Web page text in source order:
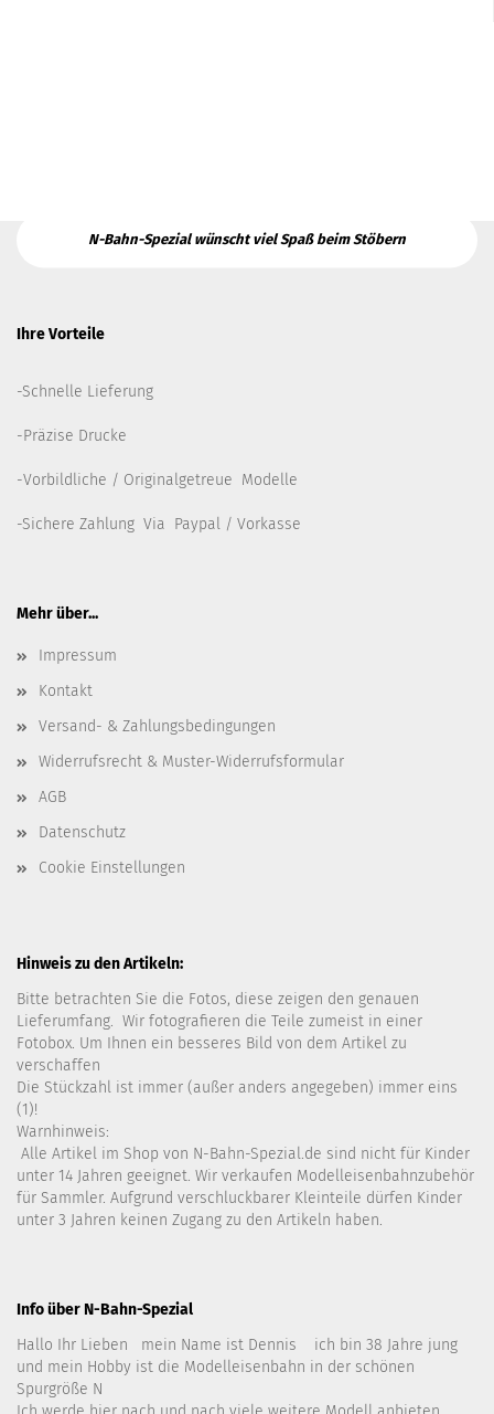
N-Bahn-Spezial wünscht viel Spaß beim Stöbern
Ihre Vorteile
-Schnelle Lieferung
-Präzise Drucke
-Vorbildliche / Originalgetreue Modelle
-Sichere Zahlung Via Paypal / Vorkasse
Mehr über...
Impressum
Kontakt
Versand- & Zahlungsbedingungen
Widerrufsrecht & Muster-Widerrufsformular
AGB
Datenschutz
Cookie Einstellungen
Hinweis zu den Artikeln:
Bitte betrachten Sie die Fotos, diese zeigen den genauen
Lieferumfang. Wir fotografieren die Teile zumeist in einer
Fotobox. Um Ihnen ein besseres Bild von dem Artikel zu
verschaffen
Die Stückzahl ist immer (außer anders angegeben) immer eins
(1)!
Warnhinweis:
Alle Artikel im Shop von N-Bahn-Spezial.de sind nicht für Kinder
unter 14 Jahren geeignet. Wir verkaufen Modelleisenbahnzubehör
für Sammler. Aufgrund verschluckbarer Kleinteile dürfen Kinder
unter 3 Jahren keinen Zugang zu den Artikeln haben.
Info über N-Bahn-Spezial
Hallo Ihr Lieben mein Name ist Dennis ich bin 38 Jahre jung
und mein Hobby ist die Modelleisenbahn in der schönen
Spurgröße N